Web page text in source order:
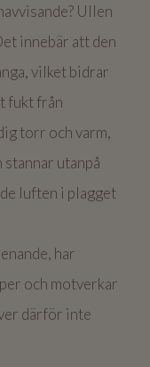
Ullen
innebär att den
vilket bidrar
fukt från
torr och varm,
utanpå
luften i plagget
har
och motverkar
därför inte